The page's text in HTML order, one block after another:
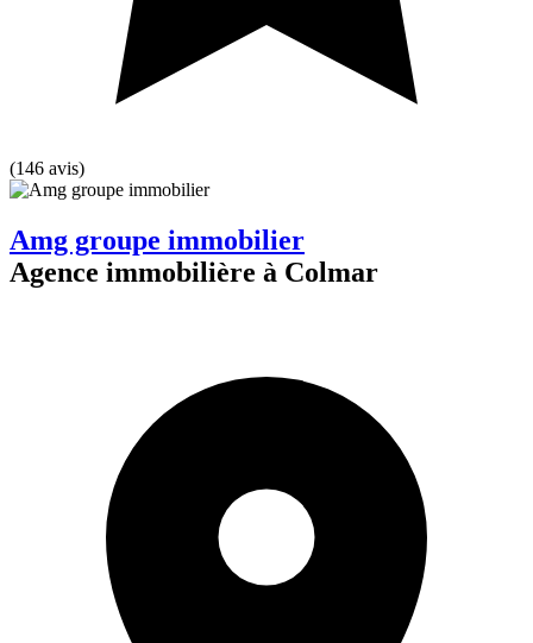
(146 avis)
Amg groupe immobilier
Agence immobilière à Colmar